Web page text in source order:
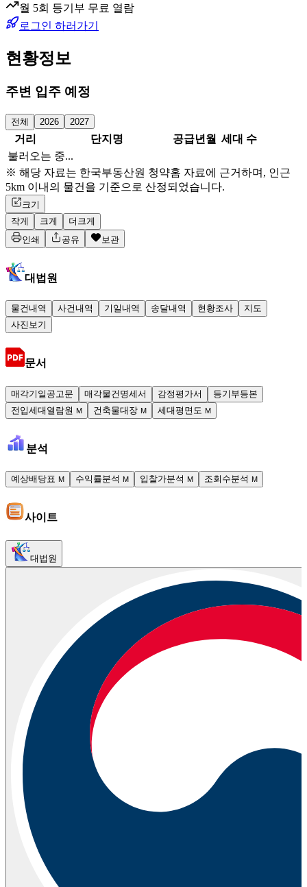
월 5회 등기부 무료 열람
로그인 하러가기
현황정보
주변 입주 예정
전체 2026 2027
거리 단지명 공급년월 세대 수
불러오는 중...
※ 해당 자료는 한국부동산원 청약홈 자료에 근거하며, 인근
5km 이내의 물건을 기준으로 산정되었습니다.
크기
작게
크게
더크게
인쇄
공유 보관
대법원
물건내역 사건내역 기일내역 송달내역 현황조사
지도
사진보기
문서
매각기일공고문 매각물건명세서 감정평가서
등기부등본
전입세대열람원 M 건축물대장 M 세대평면도 M
분석
예상배당표 M 수익률분석 M 입찰가분석 M 조회수분석 M
사이트
대법원